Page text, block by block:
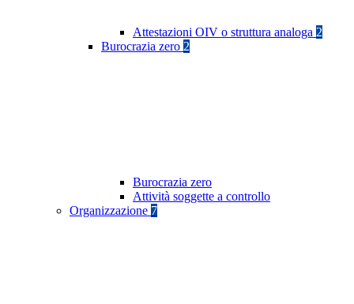
Attestazioni OIV o struttura analoga 2
Burocrazia zero 2
Burocrazia zero
Attività soggette a controllo
Organizzazione 7